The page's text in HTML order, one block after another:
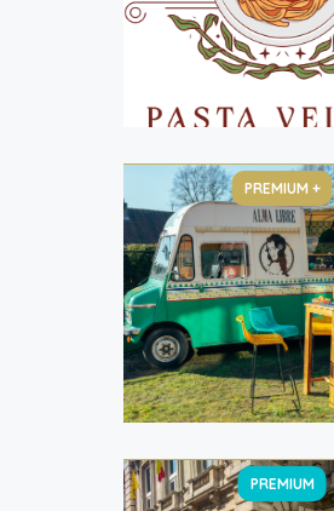
PREMIUM +
PREMIUM